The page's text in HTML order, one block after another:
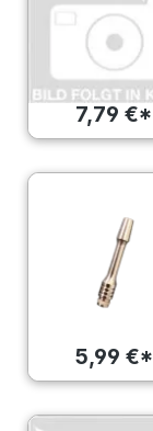
7,79 €*
5,99 €*